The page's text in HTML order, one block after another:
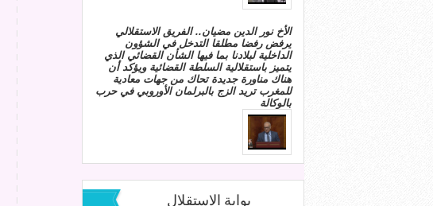
الأخ نور الدين مضيان.. الفريق الاستقلالي
يرفض رفضا مطلقا التدخل في الشؤون
الداخلية لبلادنا بما فيها الشأن القضائي الذي
يتميز باستقلالية السلطة القضائية ويؤكد أن
هناك مناورة جديدة تحاك من جهات معادية
للمغرب تريد الزج بالبرلمان الأوروبي في حرب
بالوكالة
بوابة الاستقلال